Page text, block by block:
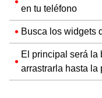
en tu teléfono
Busca los widgets
El principal será la
arrastrarla hasta la